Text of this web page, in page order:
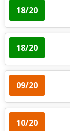
18/20
18/20
09/20
10/20